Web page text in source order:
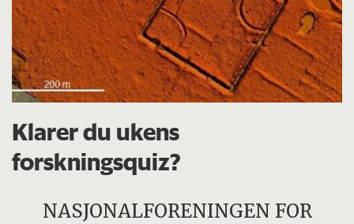
Klarer du ukens
forskningsquiz?
NASJONALFORENINGEN FOR